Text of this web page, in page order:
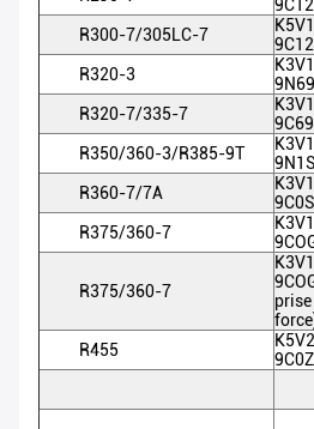
9C12
R300-7/305LC-7
9C12
R320-3
9N69
R320-7/335-7
9C69
R350/360-3/R385-9T
R360-7/7A
9C0S
R375/360-7
R375/360-7
prise
R455
9C0Z